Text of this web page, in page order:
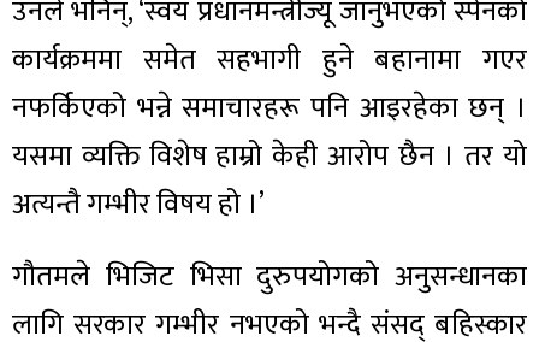
उनले भनिन्, ‘स्वयं प्रधानमन्त्रीज्यू जानुभएको स्पेनको
कार्यक्रममा समेत सहभागी हुने बहानामा गएर
नफर्किएको भन्ने समाचारहरू पनि आइरहेका छन् ।
यसमा व्यक्ति विशेष हाम्रो केही आरोप छैन । तर यो
अत्यन्तै गम्भीर विषय हो ।’
गौतमले भिजिट भिसा दुरुपयोगको अनुसन्धानका
लागि सरकार गम्भीर नभएको भन्दै संसद् बहिस्कार